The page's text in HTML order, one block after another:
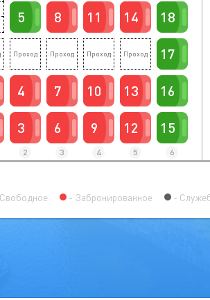
2
3
4
5
3
6
7
8
4
9
10
11
5
12
13
14
6
15
16
17
18
Свободное Забронированное